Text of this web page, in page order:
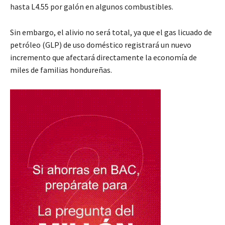
hasta L4.55 por galón en algunos combustibles.
Sin embargo, el alivio no será total, ya que el gas licuado de
petróleo (GLP) de uso doméstico registrará un nuevo
incremento que afectará directamente la economía de
miles de familias hondureñas.